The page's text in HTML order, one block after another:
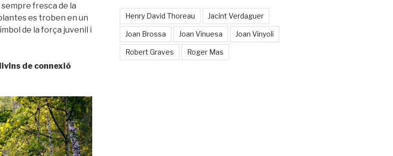
fresca de la
es troben en un
de la força juvenil i
de connexió
Henry David Thoreau Jacint Verdaguer
Joan Brossa Joan Vinuesa Joan Vinyoli
Robert Graves Roger Mas